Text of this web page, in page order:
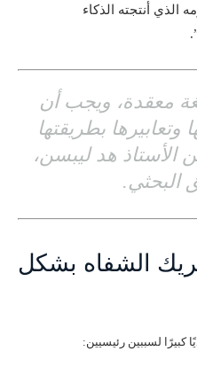
الذي أنتجته الذكاء
معقدة، ويجب أن
وتعابيرها بطريقتها
هد ليبسن،
البحثي.
الشفاه بشكل
كبيرًا لسببين رئيسيين: